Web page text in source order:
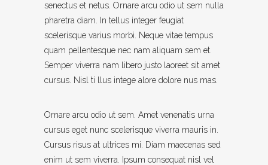
senectus et netus. Ornare arcu odio ut sem nulla
pharetra diam. In tellus integer feugiat
scelerisque varius morbi. Neque vitae tempus
quam pellentesque nec nam aliquam sem et.
Semper viverra nam libero justo laoreet sit amet
cursus. Nisl ti llus intege alore dolore nus mas.
Ornare arcu odio ut sem. Amet venenatis urna
cursus eget nunc scelerisque viverra mauris in.
Cursus risus at ultrices mi. Diam maecenas sed
enim ut sem viverra. Ipsum consequat nisl vel